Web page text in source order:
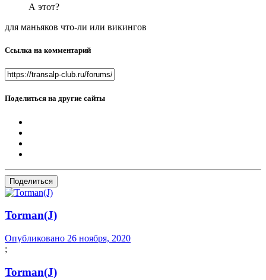
А этот?
для маньяков что-ли или викингов
Ссылка на комментарий
Поделиться на другие сайты
Поделиться
Torman(J)
Опубликовано 26 ноября, 2020
;
Torman(J)